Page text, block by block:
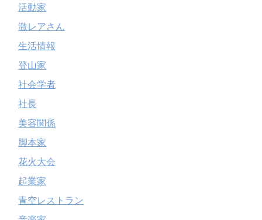
活動家
激レアさん
生活情報
登山家
社会学者
社長
美容関係
脚本家
花火大会
起業家
青空レストラン